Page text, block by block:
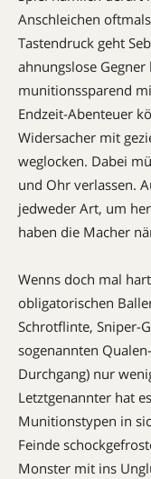
Anschleichen
Tastendruck geht
ahnungslose
munitionssparend
Endzeit-Abenteuer
Widersacher mit
weglocken. Dabei
und Ohr verlassen.
jedweder Art, um
haben die Macher
Wenns doch mal
obligatorischen
Schrotflinte, Sniper-
sogenannten
Durchgang) nur
Letztgenannter hat
Munitionstypen in
Feinde
Monster mit ins